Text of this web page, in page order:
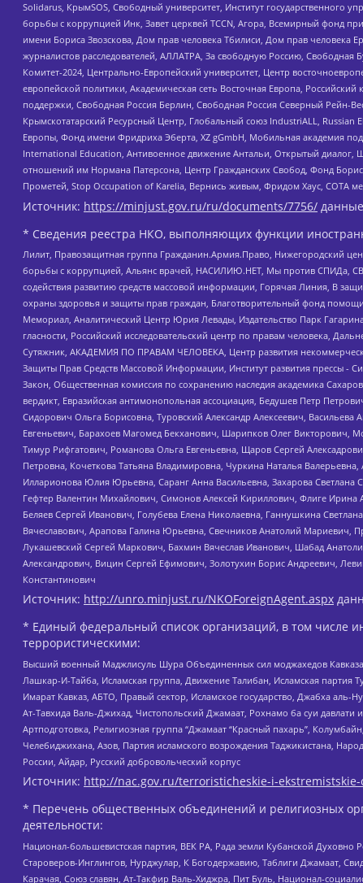
Solidarus, КрымSOS, Свободный университет, Институт государственного
борьбы с коррупцией Инк, Завет церквей TCCN, Агора, Всемирный фонд
имени Бориса Звозскова, Дом прав человека Тбилиси, Дом прав человека
журналистов расследователей, АЛЛАТРА, За свободную Россию,
Комитет-2024, Центрально-Европейский университет, Центр
европейской политики, Академическая сеть Восточная Европа,
поддержки, Свободная Россия Берлин, Свободная Россия Северный Рейн-
Крымскотатарский Ресурсный Центр, Глобальный союз IndustriALL,
Европы, Фонд имени Фридриха Эберта, XZ gGmbH, Мобильная академия
International Education, Антивоенное движение Антальи, Открытый
отношений им Нормана Патерсона, Центр Гражданских Свобод, Фонд
Прометей, Stop Occupation of Karelia, Вернись живым, Фридом Хаус, СОТА
Источник: https://minjust.gov.ru/ru/documents/7756/
* Сведения реестра НКО, выполняющих функции
Лилит, Правозащитная группа Гражданин.Армия.Право, Нижегородский
борьбы с коррупцией, Альянс врачей, НАСИЛИЮ.НЕТ, Мы против СПИДа,
содействия развитию средств массовой информации, Горячая Линия, В
охраны здоровья и защиты прав граждан, Благотворительный фонд
Мемориал, Аналитический Центр Юрия Левады, Издательство Парк
гласности, Российский исследовательский центр по правам человека,
Сутяжник, АКАДЕМИЯ ПО ПРАВАМ ЧЕЛОВЕКА, Центр развития
Защиты Прав Средств Массовой Информации, Институт развития прессы -
Закон, Общественная комиссия по сохранению наследия академика
вердикт, Евразийская антимонопольная ассоциация, Бедушев Петр
Сидорович Ольга Борисовна, Туровский Александр Алексеевич,
Евгеньевич, Барахоев Магомед Бекханович, Шарипков Олег Викторович,
Тимур Рифгатович, Романова Ольга Евгеньевна, Щаров Сергей
Петровна, Кочеткова Татьяна Владимировна, Чуркина Наталья
Илларионова Юлия Юрьевна, Саранг Анна Васильевна, Захарова
Гефтер Валентин Михайлович, Симонов Алексей Кириллович, Флиге
Беляев Сергей Иванович, Голубева Елена Николаевна, Ганнушкина
Вячеславович, Арапова Галина Юрьевна, Свечников Анатолий Мариевич,
Лукашевский Сергей Маркович, Бахмин Вячеслав Иванович, Шабад
Александрович, Вицин Сергей Ефимович, Золотухин Борис Андреевич,
Константинович
Источник: http://unro.minjust.ru/NKOForeignAgent.aspx
* Единый федеральный список организаций, в том числе
террористическими:
Высший военный Маджлисуль Шура Объединенных сил моджахедов
Лашкар-И-Тайба, Исламская группа, Движение Талибан, Исламская
Имарат Кавказ, АБТО, Правый сектор, Исламское государство, Джабха
Ат-Тавхида Валь-Джихад, Чистопольский Джамаат, Рохнамо ба суи
Артподготовка, Религиозная группа “Джамаат “Красный пахарь”,
Челебиджихана, Азов, Партия исламского возрождения Таджикистана,
России, Айдар, Русский добровольческий корпус
Источник: http://nac.gov.ru/terroristicheskie-i-
* Перечень общественных объединений и религиозных
деятельности:
Национал-большевистская партия, ВЕК РА, Рада земли Кубанской
Староверов-Инглингов, Нурджулар, К Богодержавию, Таблиги Джамаат,
Карачая, Союз славян, Ат-Такфир Валь-Хиджра, Пит Буль, Национал-